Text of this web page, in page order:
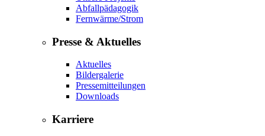
Abfallpädagogik
Fernwärme/Strom
Presse & Aktuelles
Aktuelles
Bildergalerie
Pressemitteilungen
Downloads
Karriere